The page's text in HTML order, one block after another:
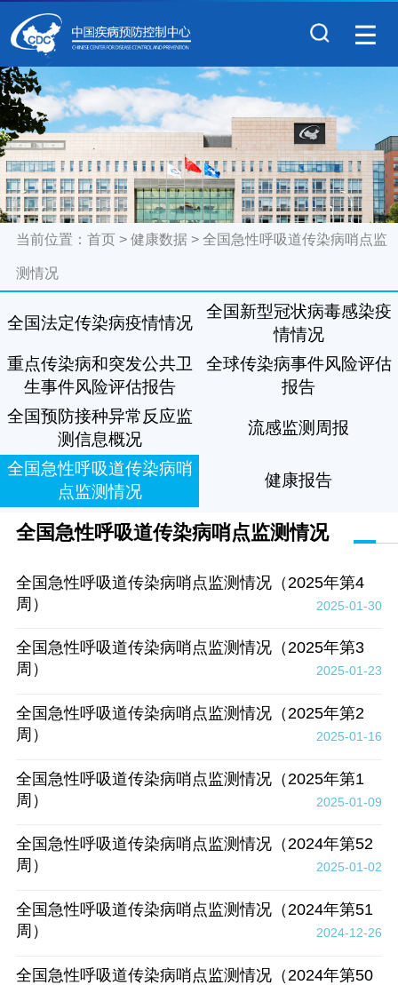
当前位置： 首页> 健康数据> 全国急性呼吸道传染病哨点监
测情况
全国法定传染病疫情情况
全国新型冠状病毒感染疫
情情况
重点传染病和突发公共卫
生事件风险评估报告
全球传染病事件风险评估
报告
全国预防接种异常反应监
测信息概况
流感监测周报
全国急性呼吸道传染病哨
点监测情况
健康报告
全国急性呼吸道传染病哨点监测情况
全国急性呼吸道传染病哨点监测情况（2025年第4
周）
2025-01-30
全国急性呼吸道传染病哨点监测情况（2025年第3
周）
2025-01-23
全国急性呼吸道传染病哨点监测情况（2025年第2
周）
2025-01-16
全国急性呼吸道传染病哨点监测情况（2025年第1
周）
2025-01-09
全国急性呼吸道传染病哨点监测情况（2024年第52
周）
2025-01-02
全国急性呼吸道传染病哨点监测情况（2024年第51
周）
2024-12-26
全国急性呼吸道传染病哨点监测情况（2024年第50